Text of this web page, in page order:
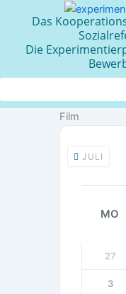
Das
Die
Film
JULI
MO
27
3